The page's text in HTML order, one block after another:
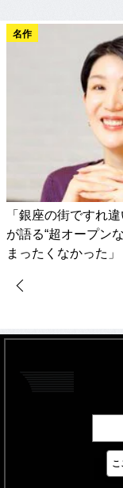
名作
「銀座の街ですれ
が語る“超オープン
まったくなかった」
こ